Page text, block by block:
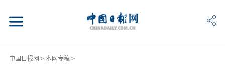
中国日报网 > 本网专稿>